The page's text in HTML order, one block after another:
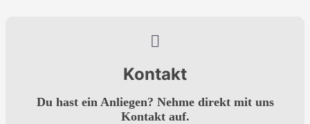
Kontakt
Du hast ein Anliegen? Nehme direkt mit uns
Kontakt auf.